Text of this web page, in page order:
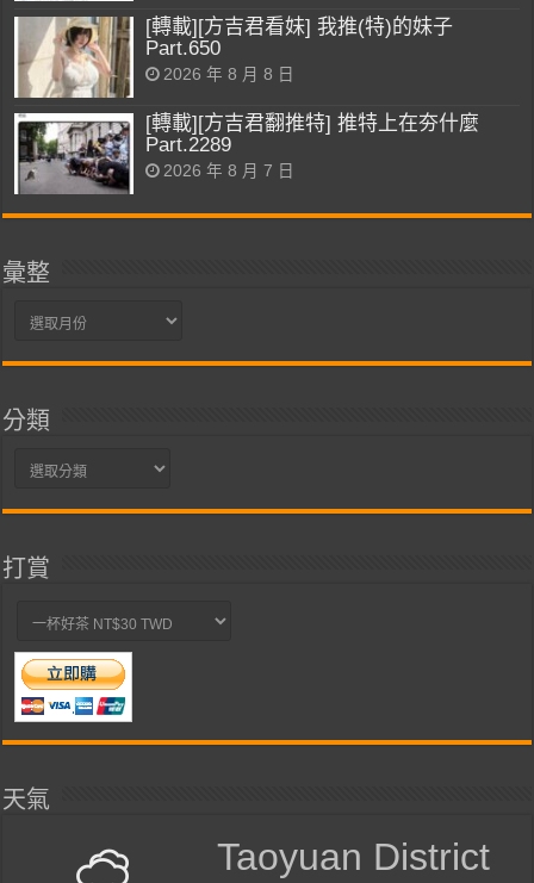
[轉載][方吉君看妹] 我推(特)的妹子
Part.650
2026 年 8 月 8 日
[轉載][方吉君翻推特] 推特上在夯什麼
Part.2289
2026 年 8 月 7 日
彙整
彙
分類
分
打賞
天氣
Taoyuan District